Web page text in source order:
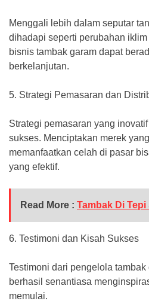
Menggali lebih dalam seputar
dihadapi seperti perubahan
bisnis tambak garam dapat
berkelanjutan.
5. Strategi Pemasaran dan
Strategi pemasaran yang
sukses. Menciptakan merek
memanfaatkan celah di pasar
yang efektif.
Read More : Tambak Di
6. Testimoni dan Kisah Sukses
Testimoni dari pengelola tambak
berhasil senantiasa
memulai.